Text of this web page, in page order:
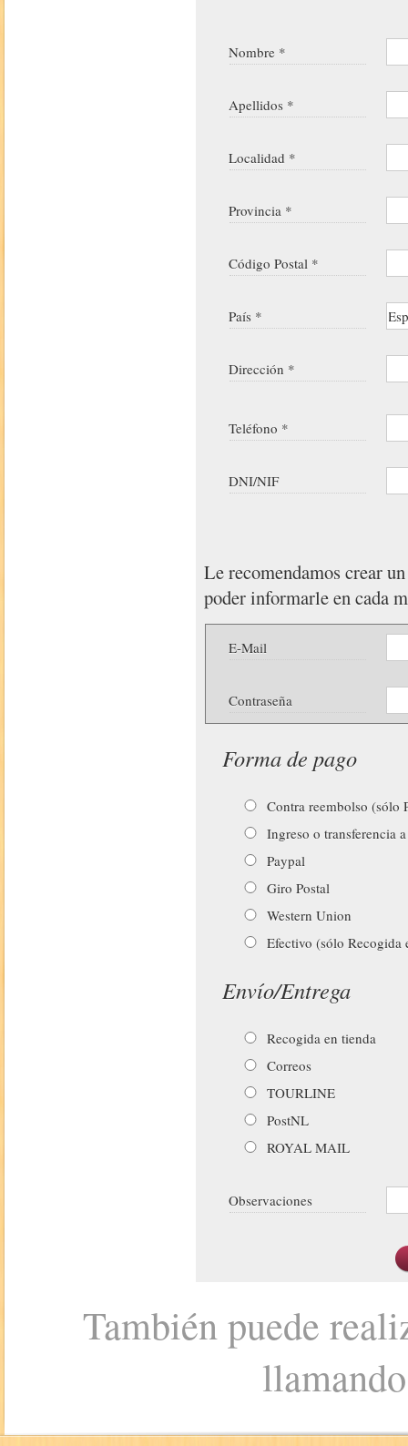
Nombre *
Apellidos *
Localidad *
Provincia *
Código Postal *
País *
Dirección *
Teléfono *
DNI/NIF
Le recomendamos crear
poder informarle en cada
E-Mail
Contraseña
Forma de pago
Contra reembolso (sólo
Ingreso o transferencia
Paypal
Giro Postal
Western Union
Efectivo (sólo Recogida
Envío/Entrega
Recogida en tienda
Correos
TOURLINE
PostNL
ROYAL MAIL
Observaciones
También puede